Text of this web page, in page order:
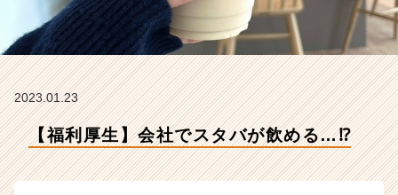
イ
ム
ラ
ン
2023.01.23
【福利厚生】会社でスタバが飲める…⁉